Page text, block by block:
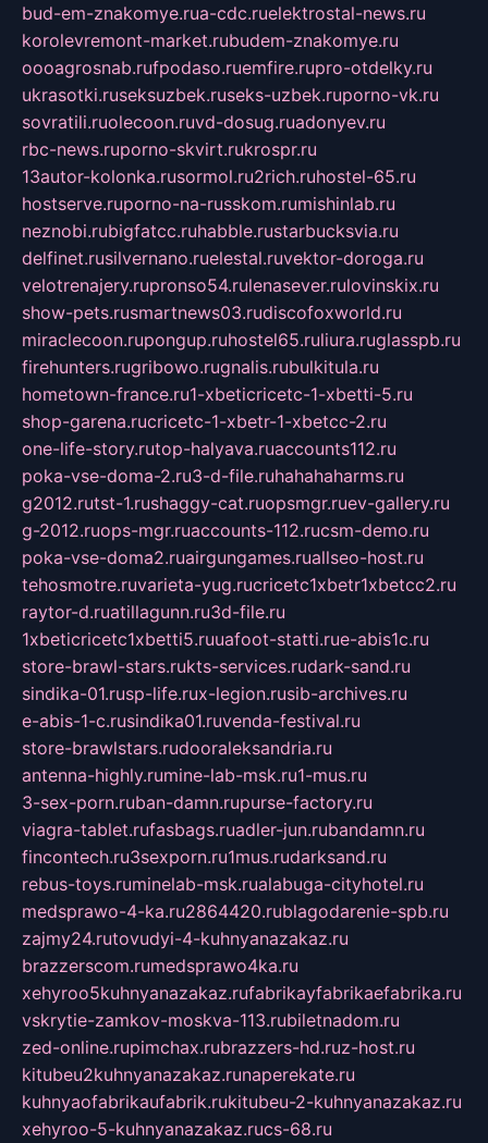
bud-em-znakomye.rua-cdc.ruelektrostal-news.ru
korolevremont-market.rubudem-znakomye.ru
oooagrosnab.rufpodaso.ruemfire.rupro-otdelky.ru
ukrasotki.ruseksuzbek.ruseks-uzbek.ruporno-vk.ru
sovratili.ruolecoon.ruvd-dosug.ruadonyev.ru
rbc-news.ruporno-skvirt.rukrospr.ru
13autor-kolonka.rusormol.ru2rich.ruhostel-65.ru
hostserve.ruporno-na-russkom.rumishinlab.ru
neznobi.rubigfatcc.ruhabble.rustarbucksvia.ru
delfinet.rusilvernano.ruelestal.ruvektor-doroga.ru
velotrenajery.rupronso54.rulenasever.rulovinskix.ru
show-pets.rusmartnews03.rudiscofoxworld.ru
miraclecoon.rupongup.ruhostel65.ruliura.ruglasspb.ru
firehunters.rugribowo.rugnalis.rubulkitula.ru
hometown-france.ru1-xbeticricetc-1-xbetti-5.ru
shop-garena.rucricetc-1-xbetr-1-xbetcc-2.ru
one-life-story.rutop-halyava.ruaccounts112.ru
poka-vse-doma-2.ru3-d-file.ruhahahaharms.ru
g2012.rutst-1.rushaggy-cat.ruopsmgr.ruev-gallery.ru
g-2012.ruops-mgr.ruaccounts-112.rucsm-demo.ru
poka-vse-doma2.ruairgungames.ruallseo-host.ru
tehosmotre.ruvarieta-yug.rucricetc1xbetr1xbetcc2.ru
raytor-d.ruatillagunn.ru3d-file.ru
1xbeticricetc1xbetti5.ruuafoot-statti.rue-abis1c.ru
store-brawl-stars.rukts-services.rudark-sand.ru
sindika-01.rusp-life.rux-legion.rusib-archives.ru
e-abis-1-c.rusindika01.ruvenda-festival.ru
store-brawlstars.rudooraleksandria.ru
antenna-highly.rumine-lab-msk.ru1-mus.ru
3-sex-porn.ruban-damn.rupurse-factory.ru
viagra-tablet.rufasbags.ruadler-jun.rubandamn.ru
fincontech.ru3sexporn.ru1mus.rudarksand.ru
rebus-toys.ruminelab-msk.rualabuga-cityhotel.ru
medsprawo-4-ka.ru2864420.rublagodarenie-spb.ru
zajmy24.rutovudyi-4-kuhnyanazakaz.ru
brazzerscom.rumedsprawo4ka.ru
xehyroo5kuhnyanazakaz.rufabrikayfabrikaefabrika.ru
vskrytie-zamkov-moskva-113.rubiletnadom.ru
zed-online.rupimchax.rubrazzers-hd.ruz-host.ru
kitubeu2kuhnyanazakaz.runaperekate.ru
kuhnyaofabrikaufabrik.rukitubeu-2-kuhnyanazakaz.ru
xehyroo-5-kuhnyanazakaz.rucs-68.ru